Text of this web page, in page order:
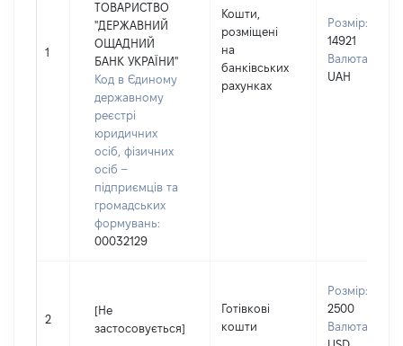
1
ТОВАРИСТВО
"ДЕРЖАВНИЙ
ОЩАДНИЙ
БАНК УКРАЇНИ"
Код в Єдиному
державному
реєстрі
юридичних
осіб, фізичних
осіб –
підприємців та
громадських
формувань:
00032129
Кошти,
розміщені
на
банківських
рахунках
Розмір:
14921
Валюта:
UAH
2
[Не
застосовується]
Готівкові
кошти
Розмір:
2500
Валюта: